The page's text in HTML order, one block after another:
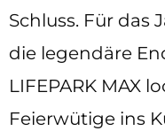
Schluss. Für das
die legendäre
LIFEPARK MAX
Feierwütige ins